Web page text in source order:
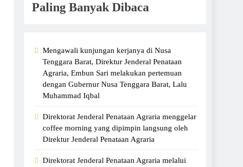
Paling Banyak Dibaca
Mengawali kunjungan kerjanya di Nusa
Tenggara Barat, Direktur Jenderal Penataan
Agraria, Embun Sari melakukan pertemuan
dengan Gubernur Nusa Tenggara Barat, Lalu
Muhammad Iqbal
Direktorat Jenderal Penataan Agraria menggelar
coffee morning yang dipimpin langsung oleh
Direktur Jenderal Penataan Agraria
Direktorat Jenderal Penataan Agraria melalui